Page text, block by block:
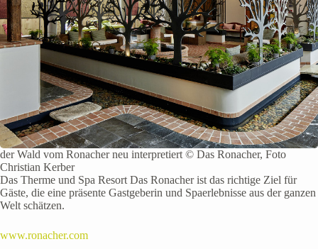
der Wald vom Ronacher neu interpretiert © Das Ronacher, Foto
Christian Kerber
Das Therme und Spa Resort Das Ronacher ist das richtige Ziel für
Gäste, die eine präsente Gastgeberin und Spaerlebnisse aus der ganzen
Welt schätzen.
www.ronacher.com